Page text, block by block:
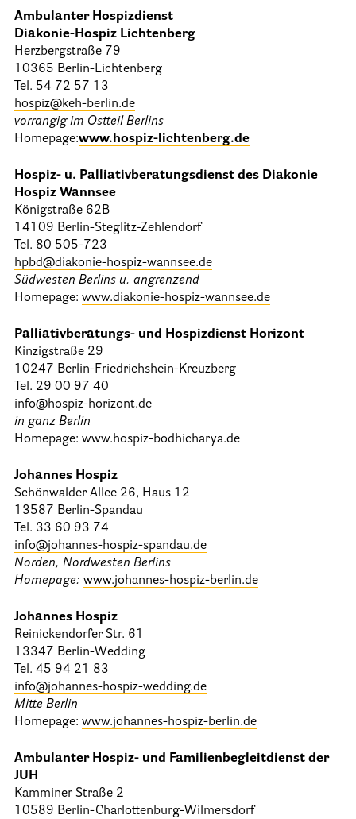
Veranstaltungen
25 Jahre HPV Berlin – Festakt am 19. Okt. 2024
Berliner Hospizaktionen
Berliner Werkstattgespräche zur Hospiz- und Palliativarbeit
Berliner Hospizforen
Adressen
Tageshospize
Kinder- und Jugendhospize und -hospizdienste
Hospizdienste im Krankenhaus oder Altenpflegeheim
Palliative Einrichtungen
Palliative Pflegedienste
Kontakt
Ambulanter Hospizdienst
Diakonie-Hospiz Lichtenberg
Herzbergstraße 79
10365 Berlin-Lichtenberg
Tel. 54 72 57 13
hospiz@keh-berlin.de
vorrangig im Ostteil Berlins
Homepage:www.hospiz-lichtenberg.de
Hospiz- u. Palliativberatungsdienst des Diakonie
Hospiz Wannsee
Königstraße 62B
14109 Berlin-Steglitz-Zehlendorf
Tel. 80 505-723
hpbd@diakonie-hospiz-wannsee.de
Südwesten Berlins u. angrenzend
Homepage: www.diakonie-hospiz-wannsee.de
Palliativberatungs- und Hospizdienst Horizont
Kinzigstraße 29
10247 Berlin-Friedrichshein-Kreuzberg
Tel. 29 00 97 40
info@hospiz-horizont.de
in ganz Berlin
Homepage: www.hospiz-bodhicharya.de
Johannes Hospiz
Schönwalder Allee 26, Haus 12
13587 Berlin-Spandau
Tel. 33 60 93 74
info@johannes-hospiz-spandau.de
Norden, Nordwesten Berlins
Homepage: www.johannes-hospiz-berlin.de
Johannes Hospiz
Reinickendorfer Str. 61
13347 Berlin-Wedding
Tel. 45 94 21 83
info@johannes-hospiz-wedding.de
Mitte Berlin
Homepage: www.johannes-hospiz-berlin.de
Ambulanter Hospiz- und Familienbegleitdienst der
JUH
Kamminer Straße 2
10589 Berlin-Charlottenburg-Wilmersdorf